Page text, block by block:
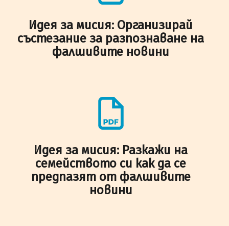
Идея за мисия: Организирай
състезание за разпознаване на
фалшивите новини
Идея за мисия: Разкажи на
семейството си как да се
предпазят от фалшивите
новини